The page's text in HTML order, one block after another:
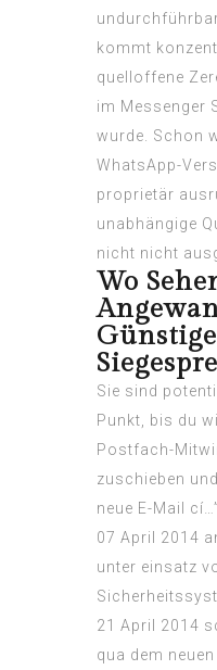
kommt
quelloffene
im Messenger
wurde. Schon
WhatsApp-
proprietär
unabhängige
nicht nicht
Wo
Sie sind
Punkt, bis du
Postfach-
zuschieben
neue E-Mail
07 April 2014
unter einsatz
21 April 2014
qua dem